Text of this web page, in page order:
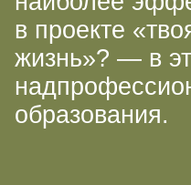
в проекте
жизнь»? — в
образования.